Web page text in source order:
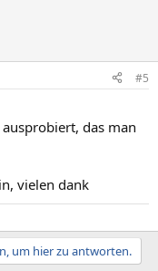
#5
das man
vielen dank
um hier zu antworten.